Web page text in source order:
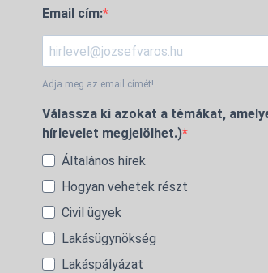
Email cím:
Adja meg az email címét!
Válassza ki azokat a témákat,
hírlevelet megjelölhet.)
Általános hírek
Hogyan vehetek részt
Civil ügyek
Lakásügynökség
Lakáspályázat